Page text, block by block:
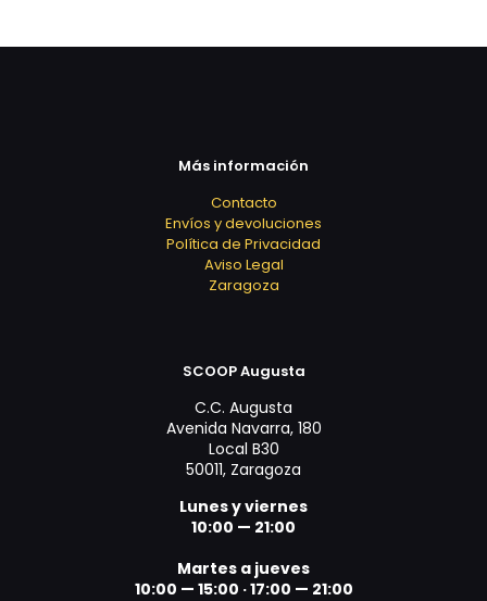
Más información
Contacto
Envíos y devoluciones
Política de Privacidad
Aviso Legal
Zaragoza
SCOOP Augusta
C.C. Augusta
Avenida Navarra, 180
Local B30
50011, Zaragoza
Lunes y viernes
10:00 — 21:00
Martes a jueves
10:00 — 15:00 ·17:00 — 21:00